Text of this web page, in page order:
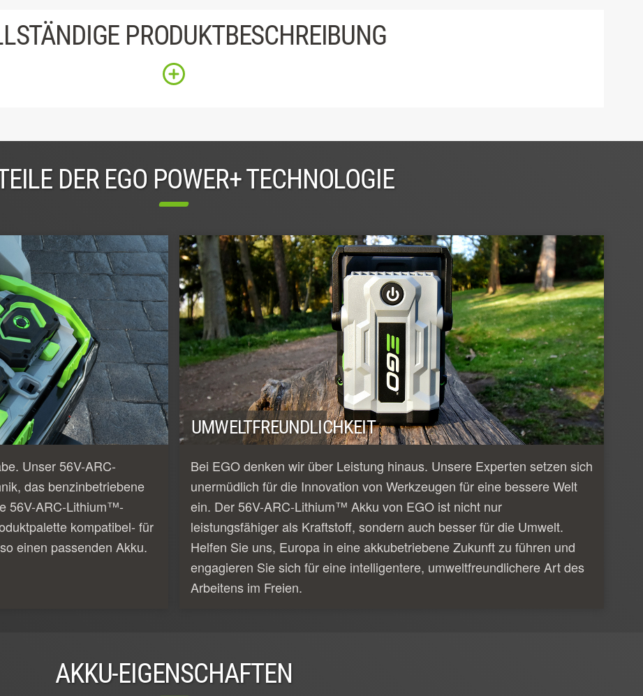
PRODUKTBESCHREIBUNG
DER EGO POWER+ TECHNOLOGIE
Unser 56V-ARC-
das benzinbetriebene
56V-ARC-Lithium™-
kompatibel- für
einen passenden Akku.
UMWELTFREUNDLICHKEIT
Bei EGO denken wir über Leistung hinaus. Unsere Experten setzen sich
unermüdlich für die Innovation von Werkzeugen für eine bessere Welt
ein. Der 56V-ARC-Lithium™ Akku von EGO ist nicht nur
leistungsfähiger als Kraftstoff, sondern auch besser für die Umwelt.
Helfen Sie uns, Europa in eine akkubetriebene Zukunft zu führen und
engagieren Sie sich für eine intelligentere, umweltfreundlichere Art des
Arbeitens im Freien.
AKKU-EIGENSCHAFTEN